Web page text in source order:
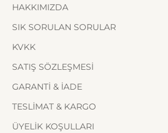
HAKKIMIZDA
SIK SORULAN SORULAR
KVKK
SATIŞ SÖZLEŞMESİ
GARANTİ & İADE
TESLİMAT & KARGO
ÜYELİK KOŞULLARI